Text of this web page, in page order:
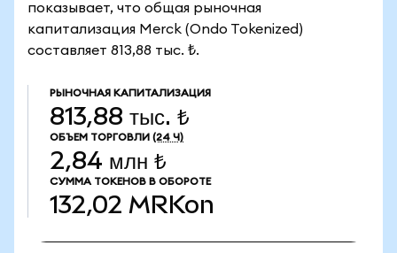
показывает, что общая рыночная
капитализация Merck (Ondo Tokenized)
составляет 813,88 тыс. ₺.
РЫНОЧНАЯ КАПИТАЛИЗАЦИЯ
813,88 тыс. ₺
ОБЪЕМ ТОРГОВЛИ (24 Ч)
2,84 млн ₺
СУММА ТОКЕНОВ В ОБОРОТЕ
132,02 MRKon